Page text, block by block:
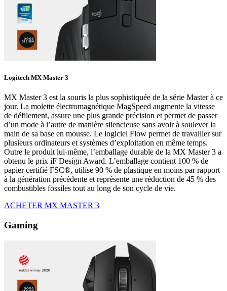
Logitech MX Master 3
MX Master 3 est la souris la plus sophistiquée de la série Master à ce
jour. La molette électromagnétique MagSpeed augmente la vitesse
de défilement, assure une plus grande précision et permet de passer
d’un mode à l’autre de manière silencieuse sans avoir à soulever la
main de sa base en mousse. Le logiciel Flow permet de travailler sur
plusieurs ordinateurs et systèmes d’exploitation en même temps.
Outre le produit lui-même, l’emballage durable de la MX Master 3 a
obtenu le prix iF Design Award. L’emballage contient 100 % de
papier certifié FSC®, utilise 90 % de plastique en moins par rapport
à la génération précédente et représente une réduction de 45 % des
combustibles fossiles tout au long de son cycle de vie.
ACHETER MX MASTER 3
Gaming